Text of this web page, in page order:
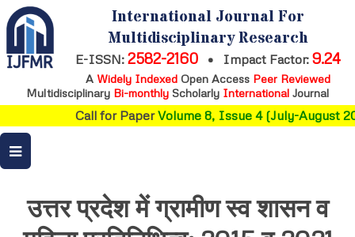
International Journal For
Multidisciplinary Research
E-ISSN: 2582-2160 • Impact Factor: 9.24
A Widely IndexedOpen Access Peer Reviewed
Multidisciplinary Bi-monthly Scholarly International Journal
Call for PaperVolume 8, Issue 4 (July-August
उत्तर प्रदेश में ग्रामीण स्व शासन व